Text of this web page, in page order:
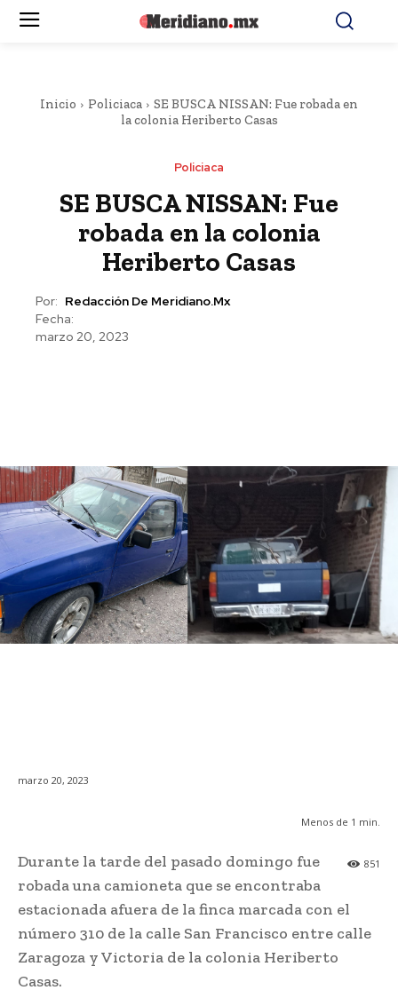
Inicio Policiaca
SE BUSCA NISSAN: Fue robada en
la colonia Heriberto Casas
Policiaca
SE BUSCA NISSAN: Fue
robada en la colonia
Heriberto Casas
Por: Redacción De Meridiano.mx
Fecha:
marzo 20, 2023
marzo 20, 2023
Menos de 1 min.
851
Durante la tarde del pasado domingo fue
robada una camioneta que se encontraba
estacionada afuera de la finca marcada con el
número 310 de la calle San Francisco entre calle
Zaragoza y Victoria de la colonia Heriberto
Casas.